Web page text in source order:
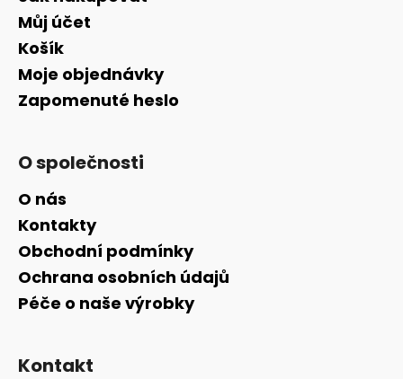
Můj účet
Košík
Moje objednávky
Zapomenuté heslo
O společnosti
O nás
Kontakty
Obchodní podmínky
Ochrana osobních údajů
Péče o naše výrobky
Kontakt